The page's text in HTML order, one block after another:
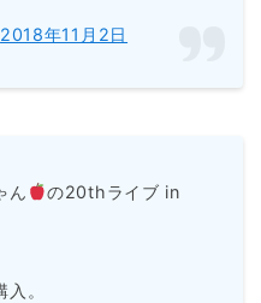
2018年11月2日
ん
の20thライブ in
。